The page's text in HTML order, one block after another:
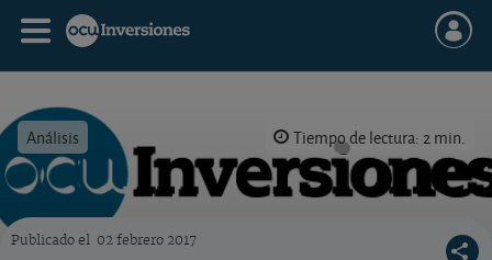
Análisis Tiempo de lectura: 2 min.
Publicado el 02 febrero 2017